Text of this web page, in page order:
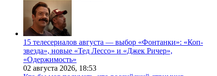
15 телесериалов августа — выбор «Фонтанки»: «Коп-
звезда», новые «Тед Лессо» и «Джек Ричер»,
«Одержимость»
02 августа 2026, 18:53